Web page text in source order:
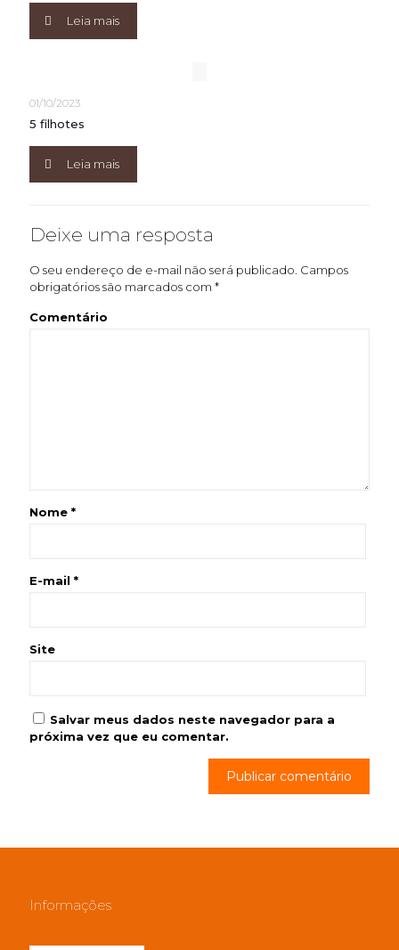
Leia mais
01/10/2023
5 filhotes
Leia mais
Deixe uma resposta
O seu endereço de e-mail não será publicado. Campos
obrigatórios são marcados com *
Comentário
Nome *
E-mail *
Site
Salvar meus dados neste navegador para a
próxima vez que eu comentar.
Informações